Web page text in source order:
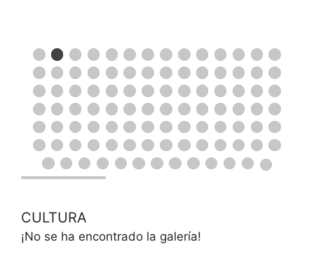
CULTURA
¡No se ha encontrado la galería!